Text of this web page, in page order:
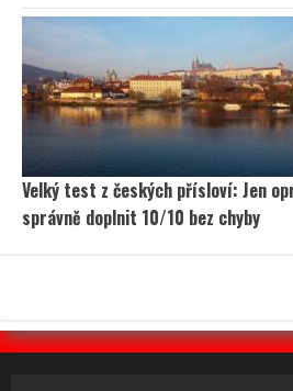
Velký test z českých přísloví: Jen
správně doplnit 10/10 bez chyby